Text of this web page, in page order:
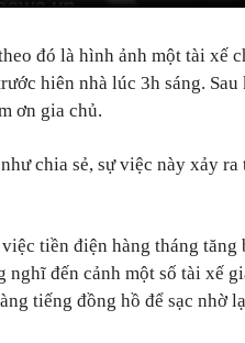
đó là hình ảnh một tài xế
hiên nhà lúc 3h sáng.
ơn gia chủ.
chia sẻ, sự việc này xảy
tiền điện hàng tháng
nghĩ đến cảnh một số tài xế
tiếng đồng hồ để sạc nhờ